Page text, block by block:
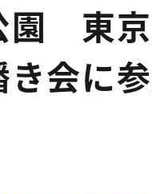
園 東
会に